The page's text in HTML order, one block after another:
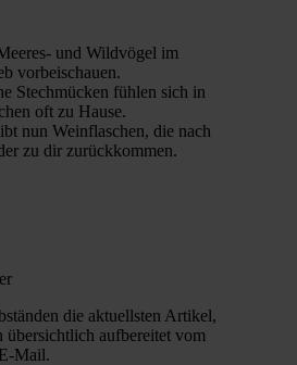
und Wildvögel im
vorbeischauen.
Stechmücken fühlen sich in
oft zu Hause.
nun Weinflaschen, die nach
zu dir zurückkommen.
die aktuellsten Artikel,
aufbereitet vom
Mail.